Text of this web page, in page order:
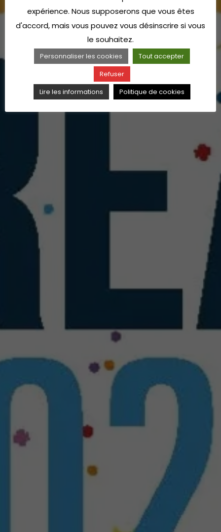
expérience. Nous supposerons que vous êtes
d'accord, mais vous pouvez vous désinscrire si vous
le souhaitez.
Personnaliser les cookies
Tout accepter
Refuser
Lire les informations
Politique de cookies